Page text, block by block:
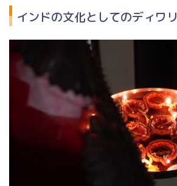
インドの文化としてのディワリ